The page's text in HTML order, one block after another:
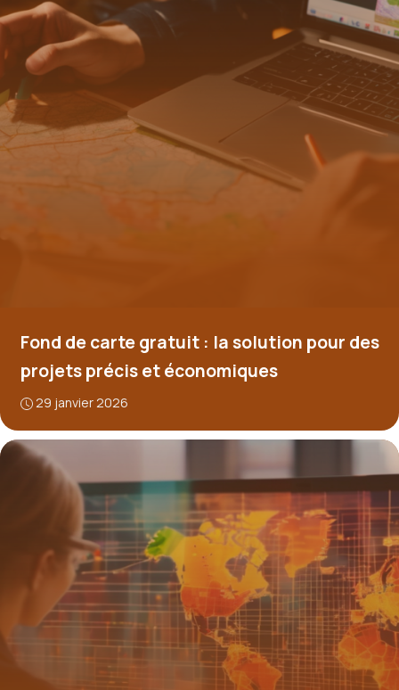
Fond de carte gratuit : la solution pour des
projets précis et économiques
29 janvier 2026